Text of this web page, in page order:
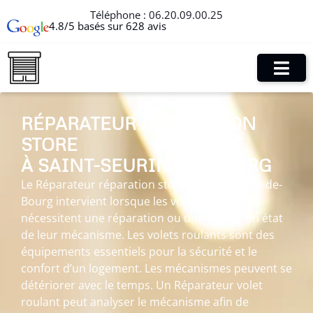
Téléphone : 06.20.09.00.25
4.8/5 basés sur 628 avis
RÉPARATEUR RÉPARATION
STORE
À SAINT-SEURIN-DE-BOURG
Le Réparateur réparation store à Saint-Seurin-de-
Bourg intervient lorsque les volets roulants
nécessitent une réparation ou une remise en état
de leur mécanisme. Les volets roulants sont des
équipements essentiels pour la sécurité et le
confort d’un logement. Les mécanismes peuvent se
détériorer avec le temps. Un Réparateur volet
roulant peut analyser le mécanisme afin de